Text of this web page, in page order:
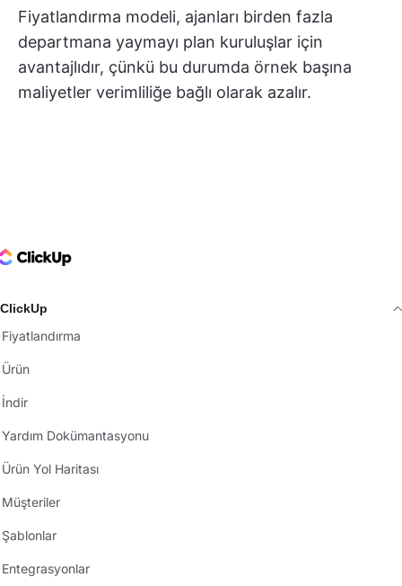
Fiyatlandırma modeli, ajanları birden fazla
departmana yaymayı plan kuruluşlar için
avantajlıdır, çünkü bu durumda örnek başına
maliyetler verimliliğe bağlı olarak azalır.
Logo
ClickUp
Fiyatlandırma
Ürün
İndir
Yardım Dokümantasyonu
Ürün Yol Haritası
Müşteriler
Şablonlar
Entegrasyonlar